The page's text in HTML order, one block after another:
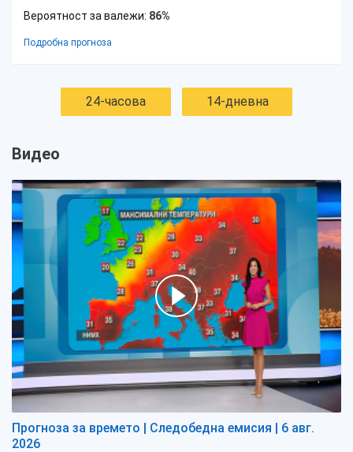
Вероятност за валежи: 86%
Подробна прогноза
24-часова 14-дневна
Видео
Прогноза за времето | Следобедна емисия | 6 авг.
2026